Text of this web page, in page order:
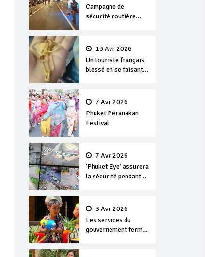
Campagne de
sécurité routière
13 Avr 2026
Un touriste français
blessé en se faisant
7 Avr 2026
Phuket Peranakan
Festival
7 Avr 2026
‘Phuket Eye’ assurera
la sécurité pendant
3 Avr 2026
Les services du
gouvernement fermés